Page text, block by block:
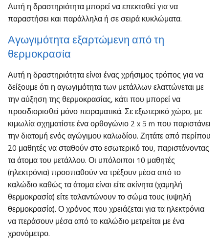
Αυτή η δραστηριότητα μπορεί να επεκταθεί για να
παραστήσει και παράλληλα ή σε σειρά κυκλώματα.
Αγωγιμότητα εξαρτώμενη από τη
θερμοκρασία
Αυτή η δραστηριότητα είναι ένας χρήσιμος τρόπος για να
δείξουμε ότι η αγωγιμότητα των μετάλλων ελαττώνεται με
την αύξηση της θερμοκρασίας, κάτι που μπορεί να
προσδιορισθεί μόνο πειραματικά. Σε εξωτερικό χώρο, με
κιμωλία σχηματίστε ένα ορθογώνιο 2 x 5 m που παριστάνει
την διατομή ενός αγώγιμου καλωδίου. Ζητάτε από περίπου
20 μαθητές να σταθούν στο εσωτερικό του, παριστάνοντας
τα άτομα του μετάλλου. Οι υπόλοιποι 10 μαθητές
(ηλεκτρόνια) προσπαθούν να τρέξουν μέσα από το
καλώδιο καθώς τα άτομα είναι είτε ακίνητα (χαμηλή
θερμοκρασία) είτε ταλαντώνουν το σώμα τους (υψηλή
θερμοκρασία). Ο χρόνος που χρειάζεται για τα ηλεκτρόνια
να περάσουν μέσα από το καλώδιο μετρείται με ένα
χρονόμετρο.